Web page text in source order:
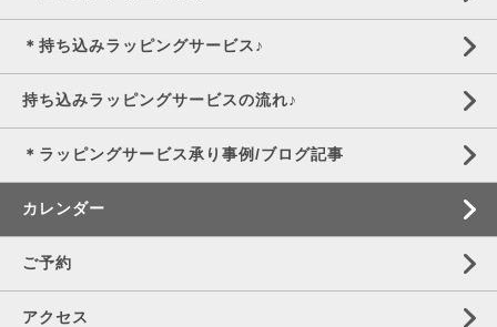
＊持ち込みラッピングサービス♪
持ち込みラッピングサービスの流れ♪
＊ラッピングサービス承り事例/ブログ記事
カレンダー
ご予約
アクセス